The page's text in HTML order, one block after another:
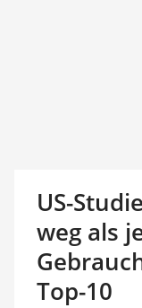
US-
weg als
Top-10